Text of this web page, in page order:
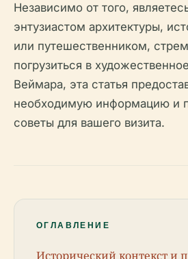
Независимо от того,
энтузиастом архитектуры,
или путешественником,
погрузиться в
Веймара, эта статья
необходимую информацию и
советы для вашего визита.
ОГЛАВЛЕНИЕ
Исторический контекст и